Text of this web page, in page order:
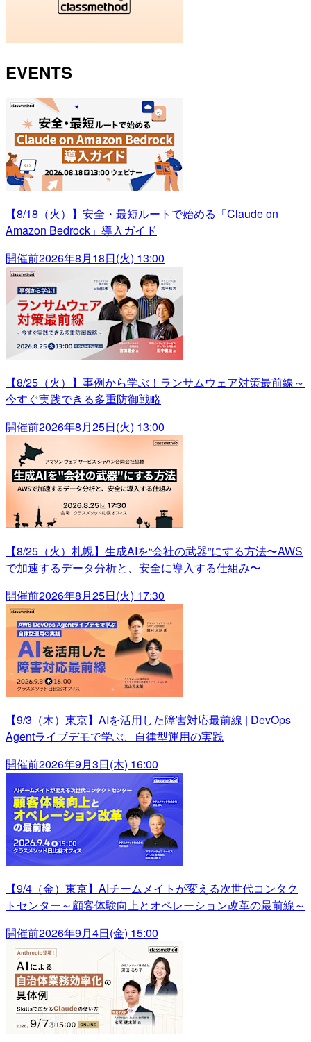
EVENTS
【8/18（火）】安全・最短ルートで始める「Claude on
Amazon Bedrock」導入ガイド
開催前2026年8月18日(火) 13:00
【8/25（火）】事例から学ぶ！ランサムウェア対策最前線～
今すぐ実践できる多重防御戦略
開催前2026年8月25日(火) 13:00
【8/25（火）札幌】生成AIを“会社の武器”にする方法〜AWS
で加速するデータ分析と、安全に導入する仕組み〜
開催前2026年8月25日(火) 17:30
【9/3（木）東京】AIを活用した障害対応最前線 | DevOps
Agentライブデモで学ぶ、自律型運用の実践
開催前2026年9月3日(木) 16:00
【9/4（金）東京】AIチームメイトが変える次世代コンタク
トセンター～顧客体験向上とオペレーション改革の最前線～
開催前2026年9月4日(金) 15:00